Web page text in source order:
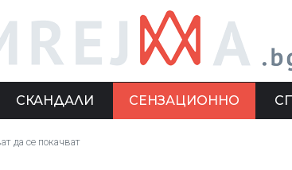
СКАНДАЛИ СЕНЗАЦИОННО
да се покачват